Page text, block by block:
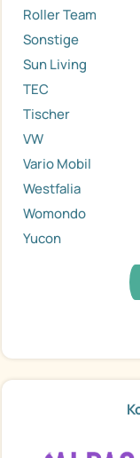
Roller Team
Sonstige
Sun Living
TEC
Tischer
VW
Vario Mobil
Westfalia
Womondo
Yucon